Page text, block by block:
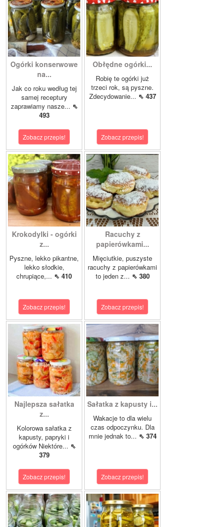
Ogórki konserwowe
na...
Jak co roku według tej
samej receptury
zaprawiamy nasze... ⇖
493
Zobacz przepis!
Obłędne ogórki...
Robię te ogórki już
trzeci rok, są pyszne.
Zdecydowanie... ⇖ 437
Zobacz przepis!
Krokodylki - ogórki
z...
Pyszne, lekko pikantne,
lekko słodkie,
chrupiące,... ⇖ 410
Zobacz przepis!
Racuchy z
papierówkami...
Mięciutkie, puszyste
racuchy z papierówkami
to jeden z... ⇖ 380
Zobacz przepis!
Najlepsza sałatka
z...
Kolorowa sałatka z
kapusty, papryki i
ogórków Niektóre... ⇖
379
Zobacz przepis!
Sałatka z kapusty i...
Wakacje to dla wielu
czas odpoczynku. Dla
mnie jednak to... ⇖ 374
Zobacz przepis!